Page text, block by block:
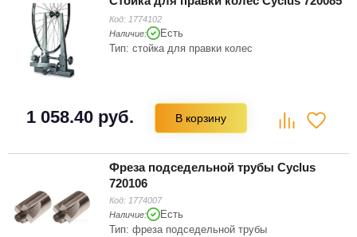
Код: 1774102
Наличие:
Есть
Тип: стойка для правки колес
1 058.40 руб. В корзину
Фреза подседельной трубы Cyclus
720106
Код: 1774007
Наличие:
Есть
Тип: фреза подседельной трубы